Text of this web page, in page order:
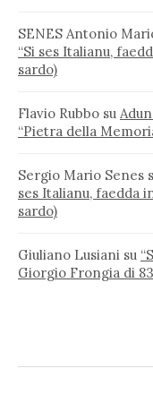
SENES Antonio
“Si ses Italianu,
sardo)
Flavio Rubbo su
“Pietra della
Sergio Mario Senes
ses Italianu, faedda
sardo)
Giuliano Lusiani su
Giorgio Frongia di